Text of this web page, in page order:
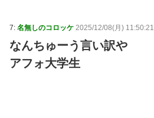
7: 名無しのコロッケ 2025/12/08(月)
なんちゅーう言い訳や
アフォ大学生